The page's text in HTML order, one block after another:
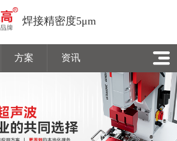
焊接精密度5μm
方案 资讯